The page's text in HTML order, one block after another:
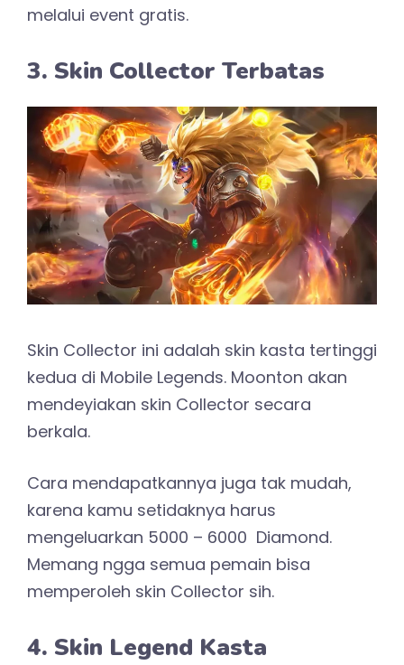
melalui event gratis.
3. Skin Collector Terbatas
Skin Collector ini adalah skin kasta tertinggi
kedua di Mobile Legends. Moonton akan
mendeyiakan skin Collector secara
berkala.
Cara mendapatkannya juga tak mudah,
karena kamu setidaknya harus
mengeluarkan 5000 – 6000 Diamond.
Memang ngga semua pemain bisa
memperoleh skin Collector sih.
4. Skin Legend Kasta